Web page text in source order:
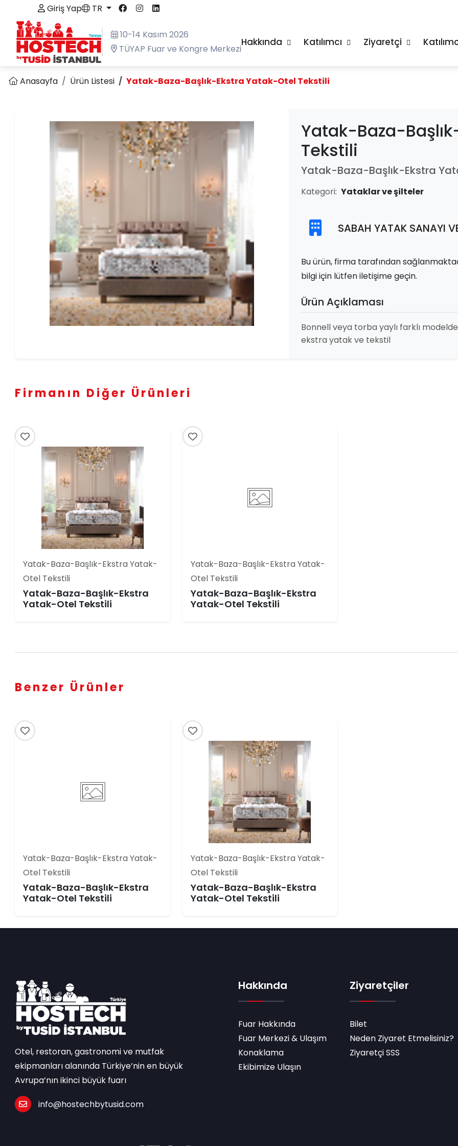
Giriş Yap TR
10-14 Kasım 2026
TÜYAP Fuar ve Kongre Merkezi
Hakkında Katılımcı Ziyaretçi
Anasayfa Ürün Listesi Yatak-Baza-Başlık-Ekstra Yatak-Otel Tekstili
Yatak-Baza-
Tekstili
Yatak-Baza-Başlık-Ekstra
Kategori: Yataklar ve şilteler
SABAH YATAK SANAYI
Bu ürün, firma tarafından
bilgi için lütfen iletişime geçin.
Ürün Açıklaması
Bonnell veya torba yaylı farklı
ekstra yatak ve tekstil
Firmanın Diğer Ürünleri
Yatak-Baza-Başlık-Ekstra Yatak-
Otel Tekstili
Yatak-Baza-Başlık-Ekstra
Yatak-Otel Tekstili
Yatak-Baza-Başlık-Ekstra Yatak-
Otel Tekstili
Yatak-Baza-Başlık-Ekstra
Yatak-Otel Tekstili
Benzer Ürünler
Yatak-Baza-Başlık-Ekstra Yatak-
Otel Tekstili
Yatak-Baza-Başlık-Ekstra
Yatak-Otel Tekstili
Yatak-Baza-Başlık-Ekstra Yatak-
Otel Tekstili
Yatak-Baza-Başlık-Ekstra
Yatak-Otel Tekstili
Otel, restoran, gastronomi ve mutfak
ekipmanları alanında Türkiye’nin en büyük
Avrupa’nın ikinci büyük fuarı
info@hostechbytusid.com
Hakkında
Fuar Hakkında
Fuar Merkezi & Ulaşım
Konaklama
Ekibimize Ulaşın
Ziyaretçiler
Bilet
Neden Ziyaret Etmelisiniz?
Ziyaretçi SSS